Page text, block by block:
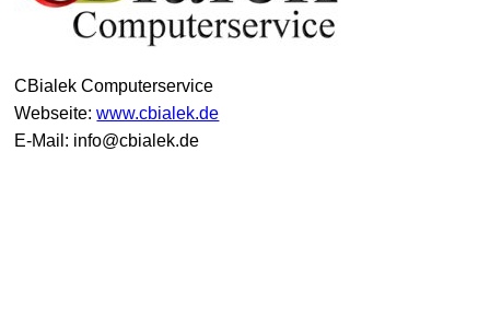
CBialek Computerservice
Webseite:www.cbialek.de
E-Mail: info@cbialek.de